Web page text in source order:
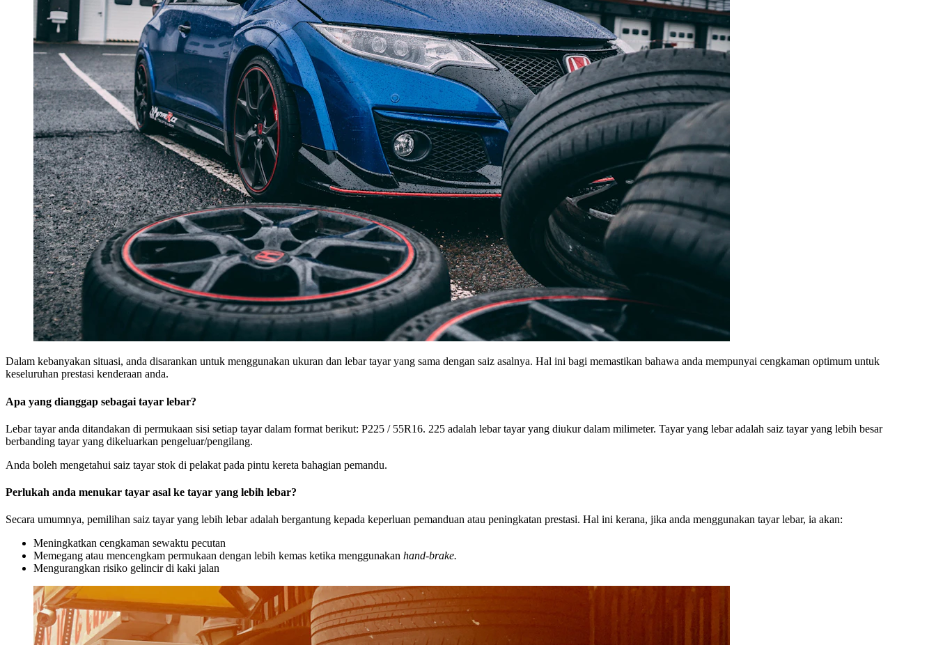
Dalam kebanyakan situasi, anda disarankan untuk menggunakan ukuran dan lebar tayar yang sama dengan saiz asalnya. Hal ini bagi memastikan bahawa anda mempunyai cengkaman optimum untuk
keseluruhan prestasi kenderaan anda.
Apa yang dianggap sebagai tayar lebar?
Lebar tayar anda ditandakan di permukaan sisi setiap tayar dalam format berikut: P225 / 55R16. 225 adalah lebar tayar yang diukur dalam milimeter. Tayar yang lebar adalah saiz tayar yang lebih besar
berbanding tayar yang dikeluarkan pengeluar/pengilang.
Anda boleh mengetahui saiz tayar stok di pelakat pada pintu kereta bahagian pemandu.
Perlukah anda menukar tayar asal ke tayar yang lebih lebar?
Secara umumnya, pemilihan saiz tayar yang lebih lebar adalah bergantung kepada keperluan pemanduan atau peningkatan prestasi. Hal ini kerana, jika anda menggunakan tayar lebar, ia akan:
Meningkatkan cengkaman sewaktu pecutan
Memegang atau mencengkam permukaan dengan lebih kemas ketika menggunakan hand-brake.
Mengurangkan risiko gelincir di kaki jalan